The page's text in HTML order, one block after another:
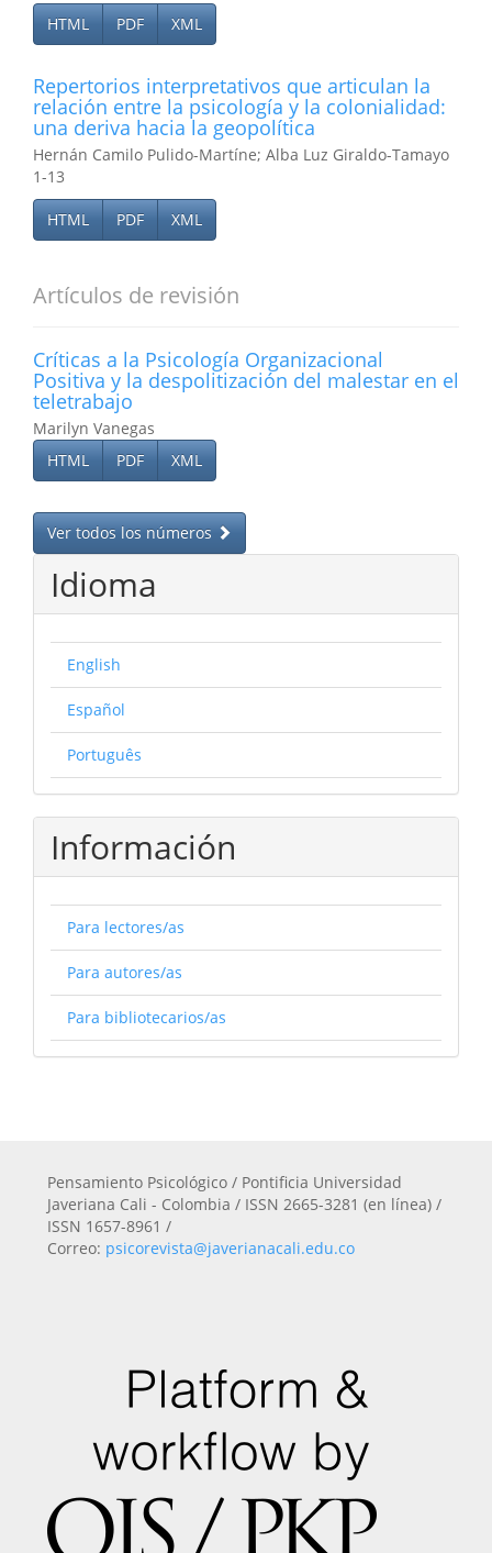
HTML PDF XML
Repertorios interpretativos que articulan la
relación entre la psicología y la colonialidad:
una deriva hacia la geopolítica
Hernán Camilo Pulido-Martíne; Alba Luz Giraldo-Tamayo
1-13
HTML PDF XML
Artículos de revisión
Críticas a la Psicología Organizacional
Positiva y la despolitización del malestar en el
teletrabajo
Marilyn Vanegas
HTML
PDF XML
Ver todos los números
Idioma
English
Español
Português
Información
Para lectores/as
Para autores/as
Para bibliotecarios/as
Pensamiento Psicológico / Pontificia Universidad
Javeriana Cali - Colombia / ISSN 2665-3281 (en línea) /
ISSN 1657-8961 /
Correo: psicorevista@javerianacali.edu.co